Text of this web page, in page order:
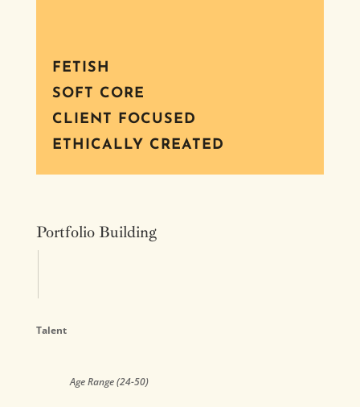
FETISH
SOFT CORE
CLIENT FOCUSED
ETHICALLY CREATED
Portfolio Building
Talent
Age Range (24-50)